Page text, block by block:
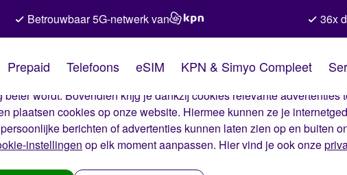
van Simyo
cookies op onze website. Met deze cookies zorgen wij ervoor dat je
beter wordt. Bovendien krijg je dankzij cookies relevante advertenties
plaatsen cookies op onze website. Hiermee kunnen ze je
berichten of advertenties kunnen laten zien op en buiten
instellingen op elk moment aanpassen. Hier vind je ook onze
Betrouwbaar 5G-netwerk van 36x
Prepaid Telefoons eSIM KPN & Simyo Compleet